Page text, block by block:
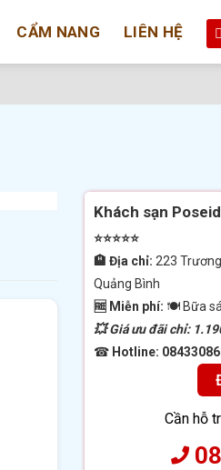
CẨM NANG LIÊN HỆ
Khách sạn
⭐⭐⭐⭐⭐
🏨 Địa chỉ: 223
Quảng Bình
🆓 Miễn phí: 🍽 Bữa
💥 Giá ưu đãi chỉ:
☎ Hotline:
Cần hỗ